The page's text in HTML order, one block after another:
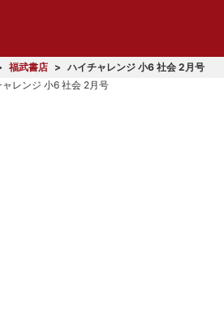
福武書店 ハイチャレンジ 小6 社会 2月号